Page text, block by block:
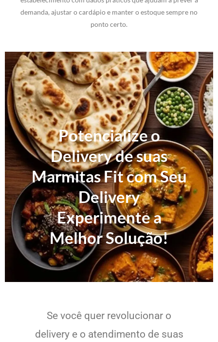
demanda, ajustar o cardápio e manter o estoque sempre no
ponto certo.
Potencialize o
Delivery de suas
Marmitas Fit com Seu
Delivery
Experimente a
Melhor Solução!
Se você quer revolucionar o
delivery e o atendimento de suas